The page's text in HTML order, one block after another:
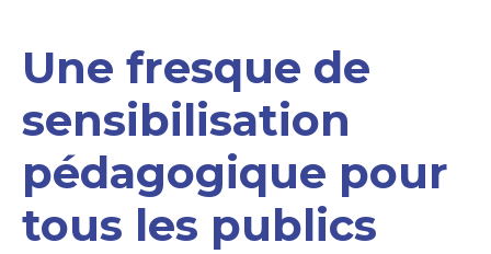
Une fresque de
sensibilisation
pédagogique pour
tous les publics